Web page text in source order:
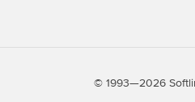
© 1993—2026